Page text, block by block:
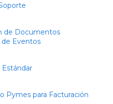
de Documentos
de Eventos
Estándar
Pymes para Facturación